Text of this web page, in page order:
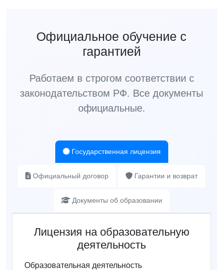
Официальное обучение с
гарантией
Работаем в строгом соответствии с
законодательством РФ. Все документы
официальные.
Государственная лицензия
Официальный договор Гарантии и возврат
Документы об образовании
Лицензия на образовательную
деятельность
Образовательная деятельность